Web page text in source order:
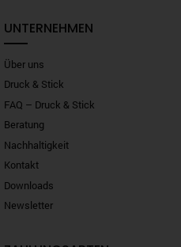
UNTERNEHMEN
Über uns
Druck & Stick
FAQ – Druck & Stick
Beratung
Nachhaltigkeit
Kontakt
Downloads
Newsletter